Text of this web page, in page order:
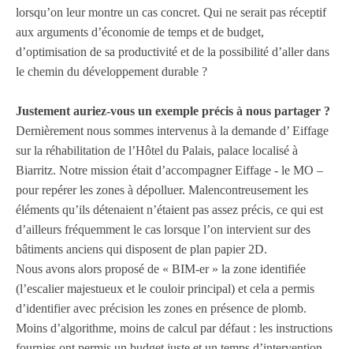
lorsqu’on leurmontre un cas concret. Qui ne serait pas réceptif
aux arguments d’économie de temps et de budget,
d’optimisation de sa productivité et de la possibilité d’allerdans
le chemin du développement durable ?
Justement auriez-vous un exemple précis à nous partager ?
Dernièrement nous sommes intervenus à la demande d’ Eiffage
sur la réhabilitation de l’Hôtel du Palais, palace localisé à
Biarritz. Notre mission était d’accompagner Eiffage - le MO –
pour repérerles zones à dépolluer. Malencontreusement les
éléments qu’ils détenaient n’étaient pas assez précis, ce qui est
d’ailleurs fréquemment le cas lorsque l’on intervient sur des
bâtiments anciens qui disposent de plan papier 2D.
Nous avons alors proposé de « BIM-er » la zone identifiée
(l’escalier majestueux et le couloir principal) et cela a permis
d’identifieravec précision les zones en présence de plomb.
Moins d’algorithme, moins de calcul par défaut : les instructions